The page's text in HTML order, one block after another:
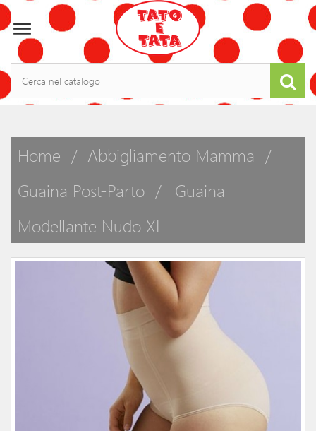

Home
Abbigliamento Mamma
Guaina Post-Parto
Guaina
Modellante Nudo XL